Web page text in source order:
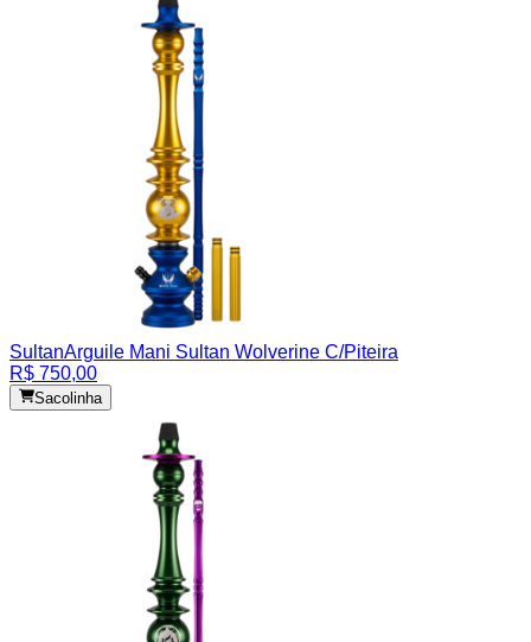
SultanArguile Mani Sultan Wolverine C/Piteira
R$ 750,00
Sacolinha